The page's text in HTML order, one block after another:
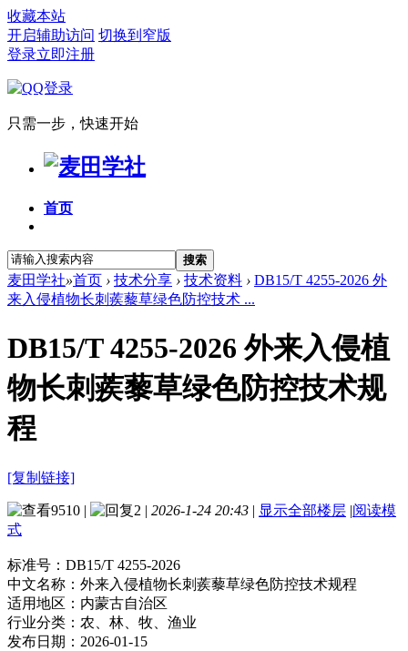
收藏本站
开启辅助访问 切换到窄版
登录立即注册
只需一步，快速开始
首页
搜索
麦田学社»首页 › 技术分享 › 技术资料 › DB15/T 4255-2026 外
来入侵植物长刺蒺藜草绿色防控技术 ...
DB15/T 4255-2026 外来入侵植
物长刺蒺藜草绿色防控技术规
程
[复制链接]
9510 | 2 | 2026-1-24 20:43 | 显示全部楼层 |阅读模
式
标准号： DB15/T 4255-2026
中文名称： 外来入侵植物长刺蒺藜草绿色防控技术规程
适用地区： 内蒙古自治区
行业分类： 农、林、牧、渔业
发布日期： 2026-01-15